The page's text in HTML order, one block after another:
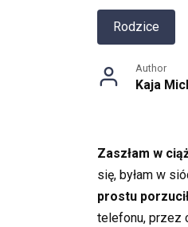
Rodzice
Author
Kaja
Zaszłam w
się, byłam w
prostu
telefonu, przez